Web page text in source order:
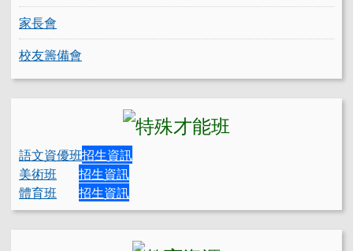
家長會
校友籌備會
語文資優班招生資訊
美術班
招生資訊
體育班
招生資訊